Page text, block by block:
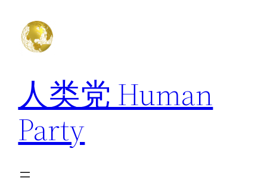
人类党 Human
Party